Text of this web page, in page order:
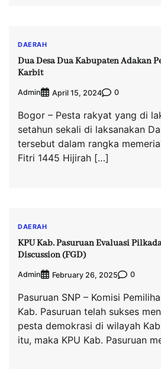
DAERAH
Dua Desa Dua Kabupaten Adakan
Karbit
Admin April 15, 2024 0
Bogor – Pesta rakyat yang di
setahun sekali di laksanakan
tersebut dalam rangka
Fitri 1445 Hijirah […]
DAERAH
KPU Kab. Pasuruan Evaluasi
Discussion (FGD)
Admin February 26, 2025 0
Pasuruan SNP – Komisi
Kab. Pasuruan telah sukses
pesta demokrasi di wilayah
itu, maka KPU Kab. Pasuruan